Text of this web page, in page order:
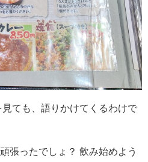
ても、語りかけてくるわけで
張ったでしょ？ 飲み始めよう